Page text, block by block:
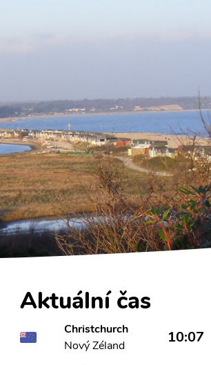
Aktuální čas
Christchurch
Nový Zéland
10:07